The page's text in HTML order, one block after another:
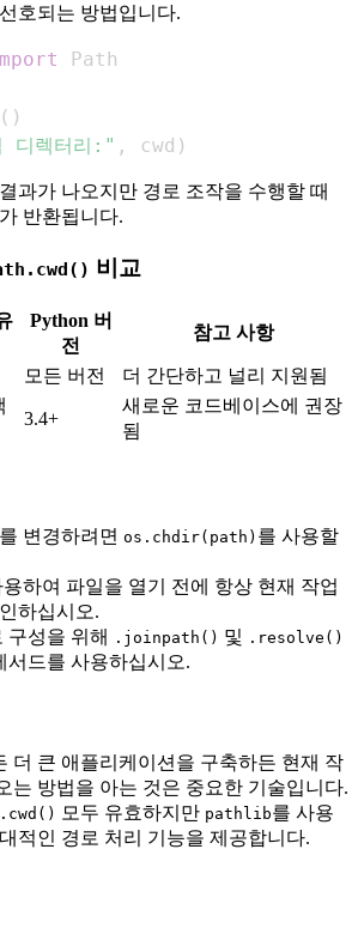
호되는 방법입니다.
( )
디렉터리:" , cwd )
과가 나오지만 경로 조작을 수행할 때
반환됩니다.
비교
Python 버
전
참고 사항
모든 버전 더 간단하고 널리 지원됨
3.4+
새로운 코드베이스에 권장
됨
변경하려면 os.chdir(path) 를 사용할
하여 파일을 열기 전에 항상 현재 작업
하십시오.
구성을 위해
.joinpath() 및 .resolve()
서드를 사용하십시오.
더 큰 애플리케이션을 구축하든 현재 작
는 방법을 아는 것은 중요한 기술입니다.
모두 유효하지만 pathlib를 사용
적인 경로 처리 기능을 제공합니다.